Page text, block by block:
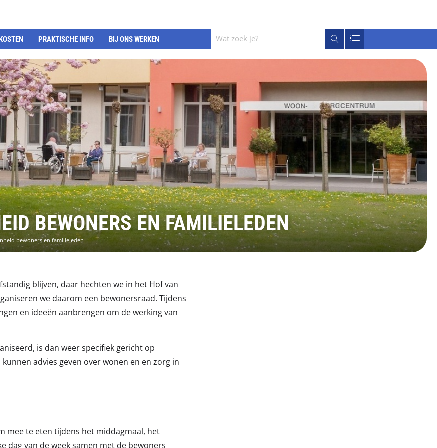
PRAKTISCHE INFO BIJ ONS WERKEN
Wat
zoek
je?
Zoeken
BEWONERS EN FAMILIELEDEN
bewoners en familieleden
blijven, daar hechten we in het Hof van
we daarom een bewonersraad. Tijdens
en ideeën aanbrengen om de werking van
is dan weer specifiek gericht op
advies geven over wonen en en zorg in
mee te eten tijdens het middagmaal, het
dag van de week samen met de bewoners